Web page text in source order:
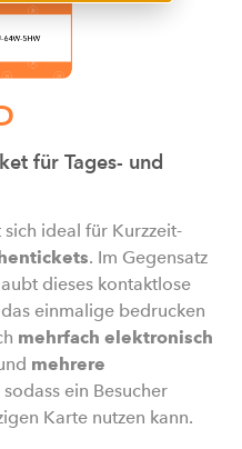
für Tages- und
sich ideal für Kurzzeit-
. Im Gegensatz
dieses kontaktlose
einmalige bedrucken
mehrfach elektronisch
mehrere
sodass ein Besucher
Karte nutzen kann.